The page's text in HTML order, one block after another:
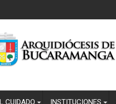
CUIDADO INSTITUCIONES